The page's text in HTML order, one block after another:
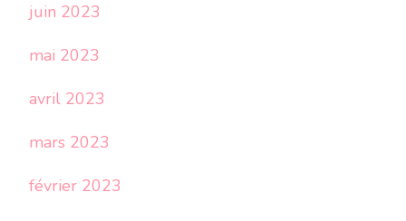
juin 2023
mai 2023
avril 2023
mars 2023
février 2023